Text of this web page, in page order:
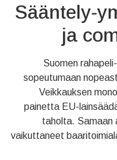
Sääntely-
ja
Suomen
sopeutumaan
Veikkauksen
painetta EU-
taholta. Samaan
vaikuttaneet